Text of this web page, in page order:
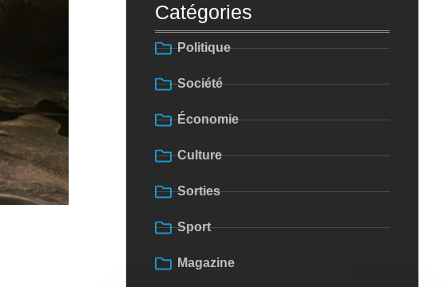
Catégories
Politique
Société
Économie
Culture
Sorties
Sport
Magazine